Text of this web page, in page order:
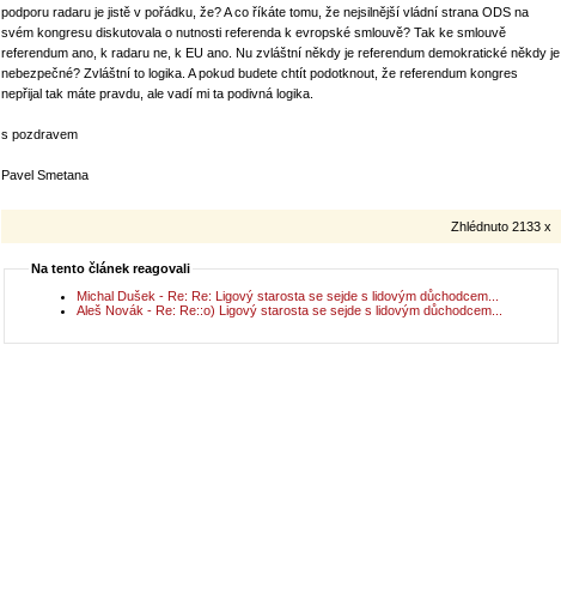
podporu radaru je jistě v pořádku, že? A co říkáte tomu, že nejsilnější vládní strana ODS na
svém kongresu diskutovala o nutnosti referenda k evropské smlouvě? Tak ke smlouvě
referendum ano, k radaru ne, k EU ano. Nu zvláštní někdy je referendum demokratické někdy je
nebezpečné? Zvláštní to logika. A pokud budete chtít podotknout, že referendum kongres
nepřijal tak máte pravdu, ale vadí mi ta podivná logika.
s pozdravem
Pavel Smetana
Zhlédnuto 2133 x
Na tento článek reagovali
Michal Dušek - Re: Re: Ligový starosta se sejde s lidovým důchodcem...
Aleš Novák - Re: Re::o) Ligový starosta se sejde s lidovým důchodcem...